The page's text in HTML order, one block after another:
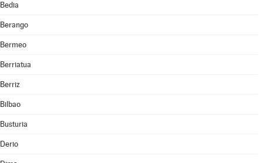
Bedia
Berango
Bermeo
Berriatua
Berriz
Bilbao
Busturia
Derio